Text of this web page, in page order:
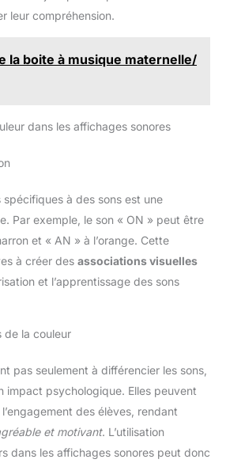
FACILE À NETTOYER: Fabriqué en cuir PU
ce sous-main protège votre bureau
du papier Garantie d'un an : nous nous
à nos clients des produits de haute qualité
Si vous n'êtes pas satisfait de notre
leur compréhension.
la boite à musique maternelle/
dans les affichages sonores
à des sons est une
Par exemple, le son « ON » peut être
et « AN » à l’orange. Cette
à créer des associations visuelles
et l’apprentissage des sons
de la couleur
pas seulement à différencier les sons,
impact psychologique. Elles peuvent
des élèves, rendant
et motivant. L’utilisation
dans les affichages sonores peut donc